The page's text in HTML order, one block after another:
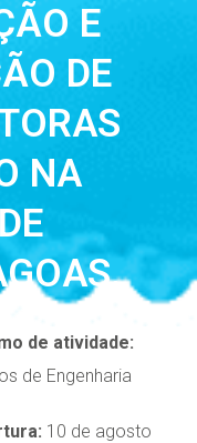
E
DE
NA
de atividade:
de Engenharia
10 de agosto